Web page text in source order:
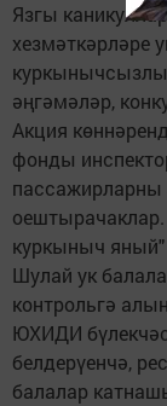
Язгы
хезмәткәрләре
әңгәмәләр,
Акция
фонды
пассажирларны
куркыныч яный"
Шулай ук
контрольгә
ЮХИДИ
белдерүенчә,
балалар